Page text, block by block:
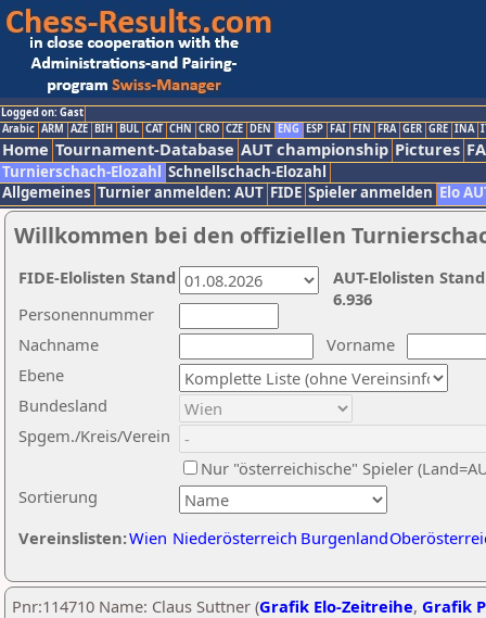
Logged on: Gast
Arabic ARM AZE BIH BUL CAT CHN CRO CZE DEN ENG ESP FAI FIN FRA GER GRE INA
Home Tournament-Database AUT championship Pictures
Turnierschach-Elozahl Schnellschach-Elozahl
Allgemeines Turnier anmelden: AUT FIDE Spieler anmelden Elo
Willkommen bei den offiziellen
Nachname
Vorname
Ebene
Sortierung
Personennummer
Bundesland
Spgem./Kreis/Verein
Nur "österreichische" Spieler
Vereinslisten:Wien Niederösterreich Burgenland
AUT-Elolisten
6.936
FIDE-Elolisten Stand
Pnr:114710 Name: Claus Suttner (Grafik Elo-Zeitreihe, Grafik